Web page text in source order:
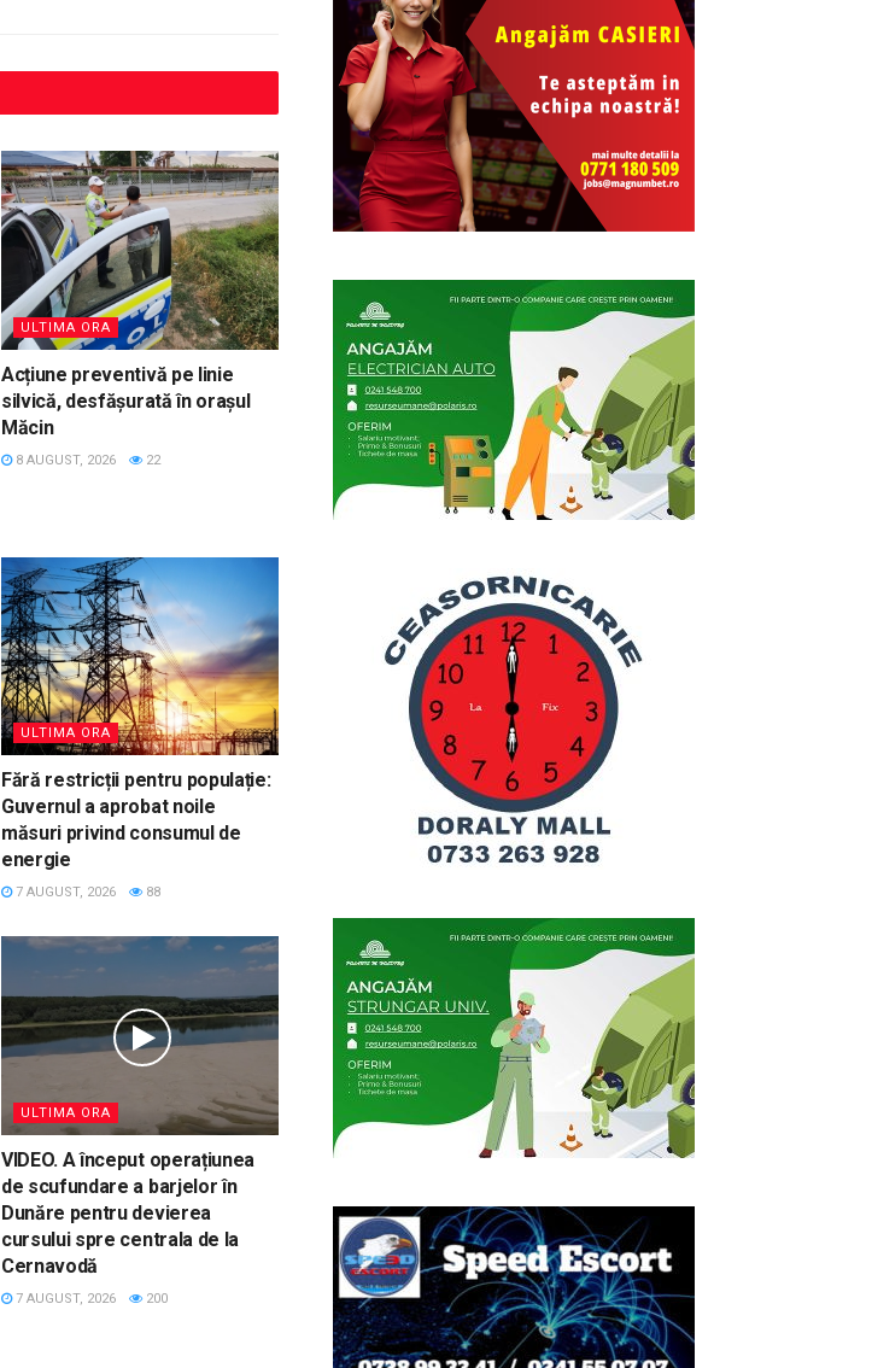
ULTIMA ORA
Acțiune preventivă pe linie
silvică, desfășurată în orașul
Măcin
8 AUGUST, 2026 22
ULTIMA ORA
Fără restricții pentru populație:
Guvernul a aprobat noile
măsuri privind consumul de
energie
7 AUGUST, 2026 88
ULTIMA ORA
VIDEO. A început operațiunea
de scufundare a barjelor în
Dunăre pentru devierea
cursului spre centrala de la
Cernavodă
7 AUGUST, 2026 200